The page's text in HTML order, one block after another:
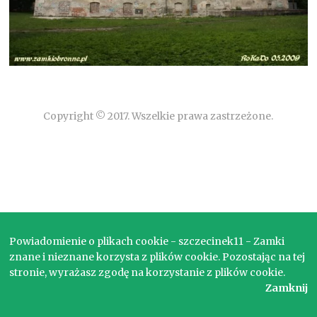
Copyright © 2017. Wszelkie prawa zastrzeżone.
Powiadomienie o plikach cookie - szczecinek11 - Zamki
znane i nieznane korzysta z plików cookie. Pozostając na tej
stronie, wyrażasz zgodę na korzystanie z plików cookie.
Zamknij